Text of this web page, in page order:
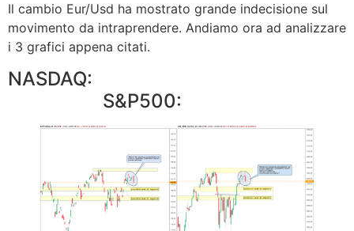
Il cambio Eur/Usd ha mostrato grande indecisione sul
movimento da intraprendere. Andiamo ora ad analizzare
i 3 grafici appena citati.
NASDAQ:
S&P500: